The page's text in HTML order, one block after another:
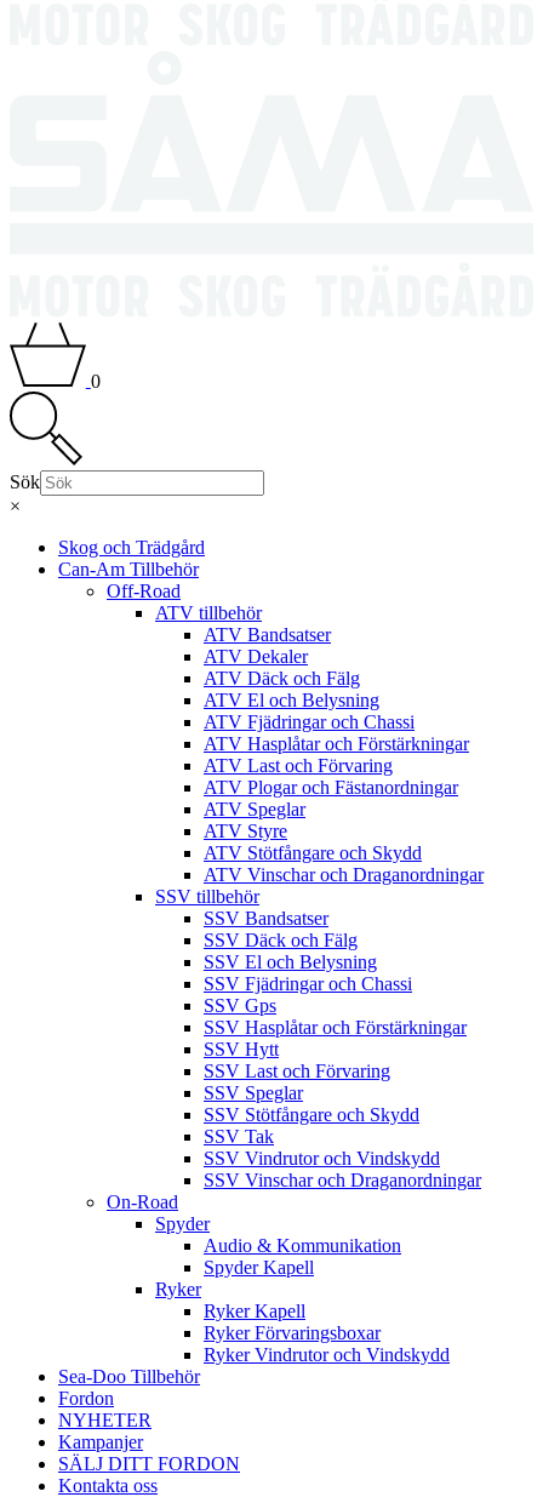
0
Sök
×
Skog och Trädgård
Can-Am Tillbehör
Off-Road
ATV tillbehör
ATV Bandsatser
ATV Dekaler
ATV Däck och Fälg
ATV El och Belysning
ATV Fjädringar och Chassi
ATV Hasplåtar och Förstärkningar
ATV Last och Förvaring
ATV Plogar och Fästanordningar
ATV Speglar
ATV Styre
ATV Stötfångare och Skydd
ATV Vinschar och Draganordningar
SSV tillbehör
SSV Bandsatser
SSV Däck och Fälg
SSV El och Belysning
SSV Fjädringar och Chassi
SSV Gps
SSV Hasplåtar och Förstärkningar
SSV Hytt
SSV Last och Förvaring
SSV Speglar
SSV Stötfångare och Skydd
SSV Tak
SSV Vindrutor och Vindskydd
SSV Vinschar och Draganordningar
On-Road
Spyder
Audio & Kommunikation
Spyder Kapell
Ryker
Ryker Kapell
Ryker Förvaringsboxar
Ryker Vindrutor och Vindskydd
Sea-Doo Tillbehör
Fordon
NYHETER
Kampanjer
SÄLJ DITT FORDON
Kontakta oss